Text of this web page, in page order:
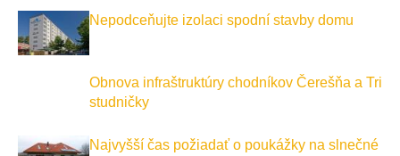
Nepodceňujte izolaci spodní stavby domu
Obnova infraštruktúry chodníkov Čerešňa a Tri
studničky
Najvyšší čas požiadať o poukážky na slnečné